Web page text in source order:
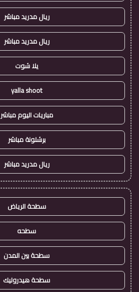
ريال مدريد مباشر
ريال مدريد مباشر
يلا شوت
yalla shoot
مباريات اليوم مباشر
برشلونة مباشر
ريال مدريد مباشر
سطحة الرياض
سطحه
سطحة بين المدن
سطحة هيدروليك